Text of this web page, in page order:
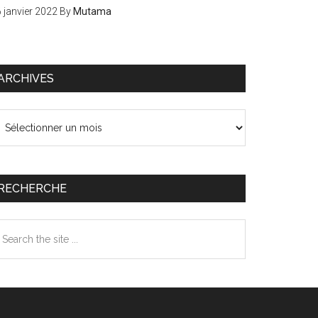
janvier 2022 By Mutama
RECHERCHE